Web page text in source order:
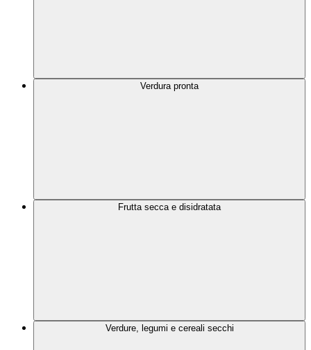
Verdura pronta
Frutta secca e disidratata
Verdure, legumi e cereali secchi